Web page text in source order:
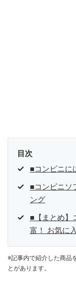
インフルエンサーが実
目次
■コンビニに
■コンビニソ
ング
■【まとめ】
富！ お気に
※記事内で紹介した商品
とがあります。